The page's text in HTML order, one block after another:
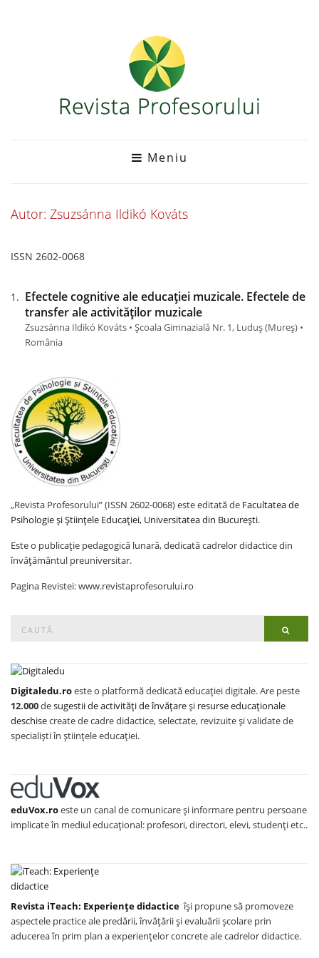
Meniu
Autor: Zsuzsánna Ildikó Kováts
ISSN 2602-0068
Efectele cognitive ale educației muzicale. Efectele de
transfer ale activităților muzicale
Zsuzsánna Ildikó Kováts • Școala Gimnazială Nr. 1, Luduș (Mureş) •
România
„Revista Profesorului” (ISSN 2602-0068) este editată de Facultatea de
Psihologie și Științele Educației, Universitatea din București.
Este o publicație pedagogică lunară, dedicată cadrelor didactice din
învățământul preuniversitar.
Pagina Revistei: www.revistaprofesorului.ro
for:
Digitaledu.roeste o platformă dedicată educației digitale. Are peste
12.000desugestii de activități de învățareși resurse educaționale
deschisecreate de cadre didactice, selectate, revizuite și validate de
specialiști în științele educației.
eduVox.roeste un canal de comunicare și informare pentru persoane
implicate în mediul educațional: profesori, directori, elevi, studenți etc..
Revista iTeach: Experienţe didactice îşi propune să promoveze
aspectele practice ale predării, învăţării şi evaluării şcolare prin
aducerea în prim plan a experienţelor concrete ale cadrelor didactice.